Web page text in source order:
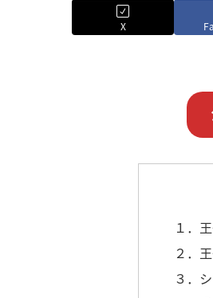
X
１．
２．
３．